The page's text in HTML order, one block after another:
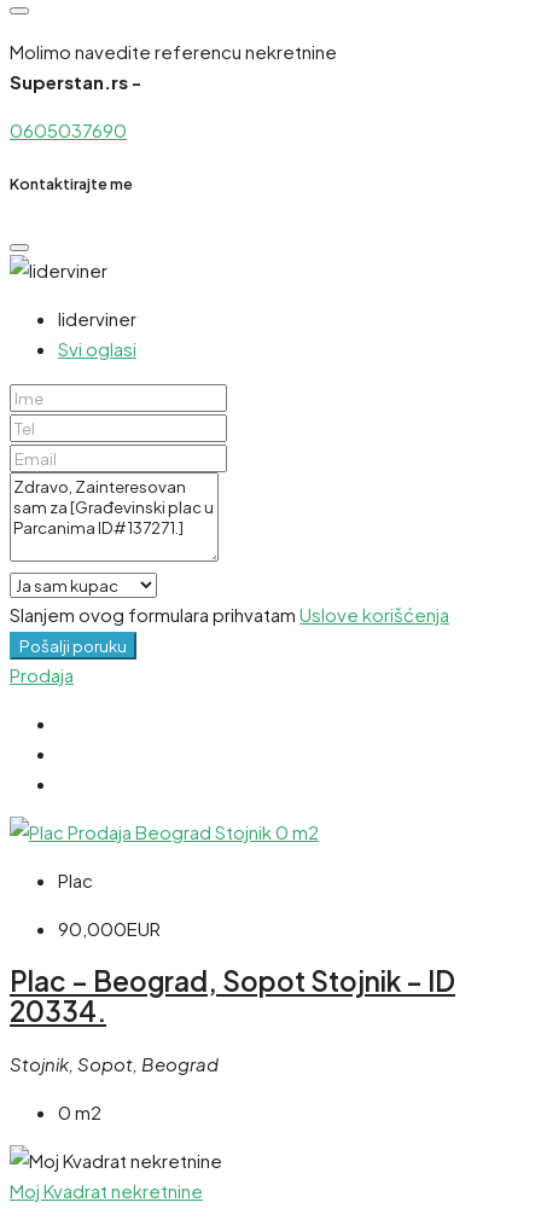
Molimo navedite referencu nekretnine
Superstan.rs -
0605037690
Kontaktirajte me
liderviner
Svi oglasi
Slanjem ovog formulara prihvatam Uslove korišćenja
Pošalji poruku
Prodaja
Plac
90,000EUR
Plac – Beograd, Sopot Stojnik – ID
20334.
Stojnik, Sopot, Beograd
0 m2
Moj Kvadrat nekretnine